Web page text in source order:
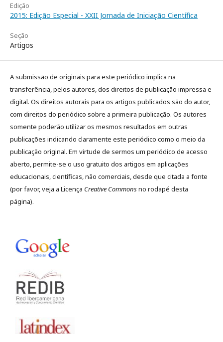
Edição
2015: Edição Especial - XXII Jornada de Iniciação Científica
Seção
Artigos
A submissão de originais para este periódico implica na
transferência, pelos autores, dos direitos de publicação impressa e
digital. Os direitos autorais para os artigos publicados são do autor,
com direitos do periódico sobre a primeira publicação. Os autores
somente poderão utilizar os mesmos resultados em outras
publicações indicando claramente este periódico como o meio da
publicação original. Em virtude de sermos um periódico de acesso
aberto, permite-se o uso gratuito dos artigos em aplicações
educacionais, científicas, não comerciais, desde que citada a fonte
(por favor, veja a Licença Creative Commonsno rodapé desta
página).